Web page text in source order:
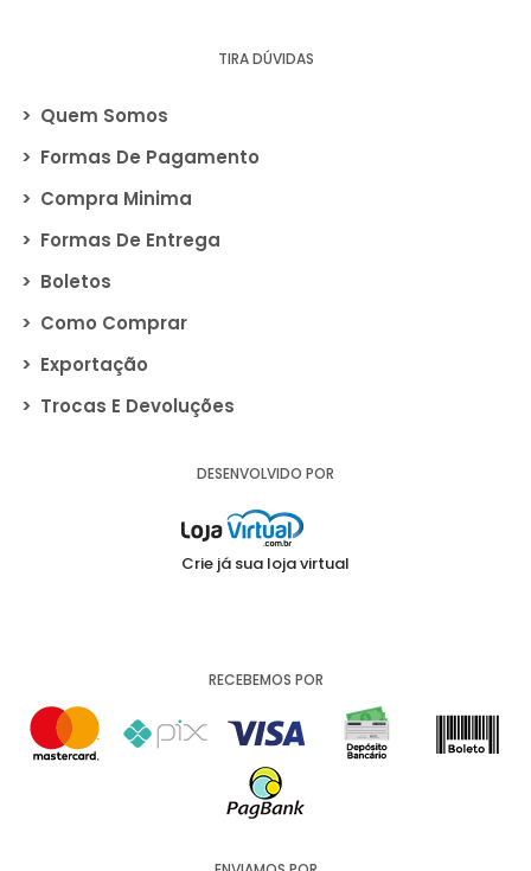
TIRA DÚVIDAS
> Quem Somos
> Formas De Pagamento
> Compra Minima
> Formas De Entrega
> Boletos
> Como Comprar
> Exportação
> Trocas E Devoluções
DESENVOLVIDO POR
Crie já sua loja virtual
RECEBEMOS POR